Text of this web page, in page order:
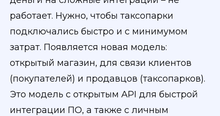
работает. Нужно, чтобы таксопарки
подключались быстро и с минимумом
затрат. Появляется новая модель:
открытый магазин, для связи клиентов
(покупателей) и продавцов (таксопарков).
Это модель с открытым API для быстрой
интеграции ПО, а также с личным